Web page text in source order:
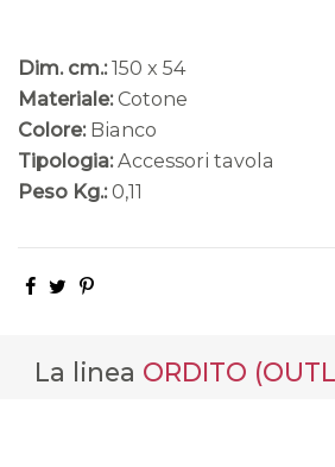
Dim. cm.: 150 x 54
Materiale: Cotone
Colore: Bianco
Tipologia: Accessori tavola
Peso Kg.: 0,11
La linea ORDITO